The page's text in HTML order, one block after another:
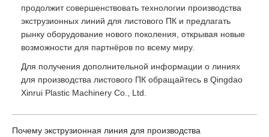
продолжит совершенствовать технологии производства
экструзионных линий для листового ПК и предлагать
рынку оборудование нового поколения, открывая новые
возможности для партнёров по всему миру.
Для получения дополнительной информации о линиях
для производства листового ПК обращайтесь в Qingdao
Xinrui Plastic Machinery Co., Ltd.
Почему экструзионная линия для производства